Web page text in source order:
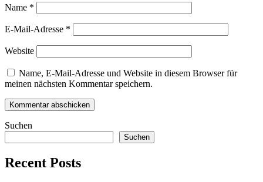
Name *
E-Mail-Adresse *
Website
Name, E-Mail-Adresse und Website in diesem Browser für
meinen nächsten Kommentar speichern.
Suchen
Suchen
Recent Posts